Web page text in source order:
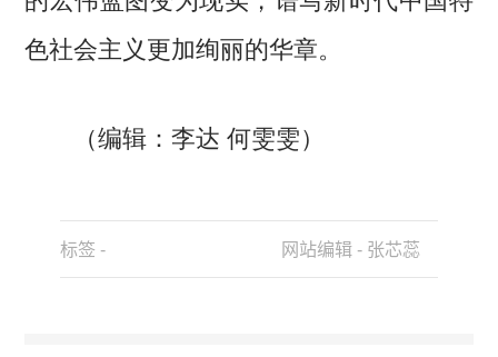
色社会主义更加绚丽的华章。
（编辑：李达 何雯雯）
标签 - 网站编辑 - 张芯蕊